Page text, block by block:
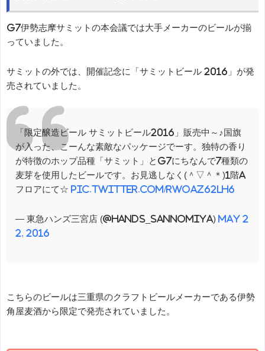
G7伊勢志摩サミットの本会議では大手メーカーのビールが揃
っていました。
サミットの外では、開催記念に「サミットビール 2016」が発
売されていました。
「限定醸造ビール サミットビール2016」販売中～♪国旗
が入った、こーんな素敵なパッケージでーす。独特の香り
が特徴のホップ品種「サミット」とG7にちなんで7種類の
麦芽を使用したビールです。お見逃しなく(＾▽＾＊)1階A
フロアにて☆ pic.twitter.com/RWoaz62lH6
— 東急ハンズ三宮店 (@Hands_Sannomiya) May 2
2, 2016
こちらのビールは三重県のクラフトビールメーカーである伊勢
角屋麦酒から限定で発売されていました。